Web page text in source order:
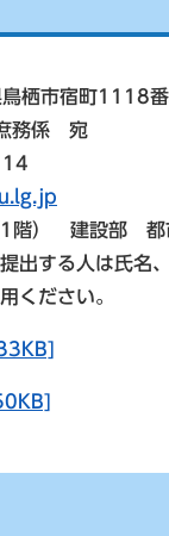
栖市宿町1118
務係 宛
1階） 建設部
出する人は氏名
ください。